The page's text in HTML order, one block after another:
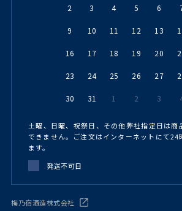
2 3 4 5 6
9 10 11 12 13
16 17 18 19 20
23 24 25 26 27
30 31 1 2 3
土曜、日曜、祝祭日、その他弊社指定日は商
できません。ご注文はインターネットにて24
ます。
発送不可日
梅乃宿酒造株式会社